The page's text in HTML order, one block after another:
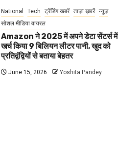
National Tech ट्रेंडिंग खबरें ताज़ा ख़बरें न्यूज़
सोशल मीडिया वायरल
Amazon ने 2025 में अपने डेटा सेंटर्स में
खर्च किया 9 बिलियन लीटर पानी, खुद को
प्रतिद्वंद्वियों से बताया बेहतर
June 15, 2026 Yoshita Pandey